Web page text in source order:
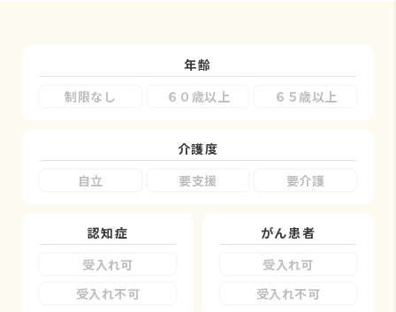
年齢
制限なし
６０歳以上 ６５歳以上
介護度
自立
要支援 要介護
認知症
受入れ可
受入れ不可
がん患者
受入れ可
受入れ不可